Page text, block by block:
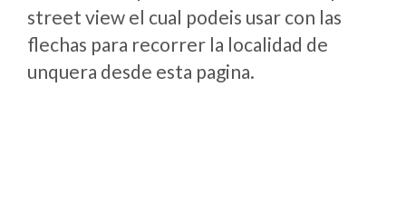
street view el cual podeis usar con las
flechas para recorrer la localidad de
unquera desde esta pagina.